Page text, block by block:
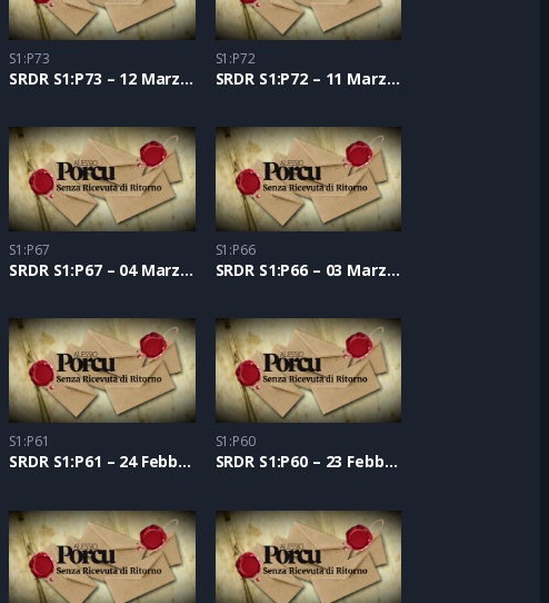
S1:P73
SRDR S1:P73 – 12 Marzo 2021
S1:P72
SRDR S1:P72 – 11 Marzo 2021
S1:P67
SRDR S1:P67 – 04 Marzo 2021
S1:P66
SRDR S1:P66 – 03 Marzo 2021
S1:P61
SRDR S1:P61 – 24 Febbraio 2021
S1:P60
SRDR S1:P60 – 23 Febbraio 2021